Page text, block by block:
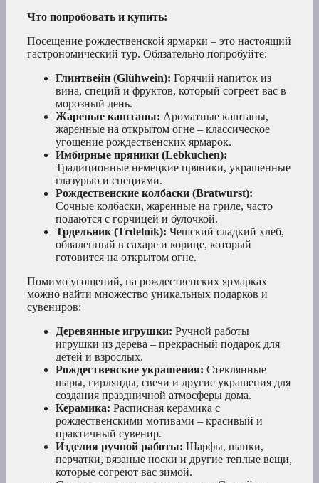
Что попробовать и купить:
Посещение рождественской ярмарки – это настоящий
гастрономический тур. Обязательно попробуйте:
Глинтвейн (Glühwein): Горячий напиток из
вина, специй и фруктов, который согреет вас в
морозный день.
Жареные каштаны: Ароматные каштаны,
жаренные на открытом огне – классическое
угощение рождественских ярмарок.
Имбирные пряники (Lebkuchen):
Традиционные немецкие пряники, украшенные
глазурью и специями.
Рождественские колбаски (Bratwurst):
Сочные колбаски, жаренные на гриле, часто
подаются с горчицей и булочкой.
Трдельник (Trdelník): Чешский сладкий хлеб,
обваленный в сахаре и корице, который
готовится на открытом огне.
Помимо угощений, на рождественских ярмарках
можно найти множество уникальных подарков и
сувениров:
Деревянные игрушки: Ручной работы
игрушки из дерева – прекрасный подарок для
детей и взрослых.
Рождественские украшения: Стеклянные
шары, гирлянды, свечи и другие украшения для
создания праздничной атмосферы дома.
Керамика: Расписная керамика с
рождественскими мотивами – красивый и
практичный сувенир.
Изделия ручной работы: Шарфы, шапки,
перчатки, вязаные носки и другие теплые вещи,
которые согреют вас зимой.